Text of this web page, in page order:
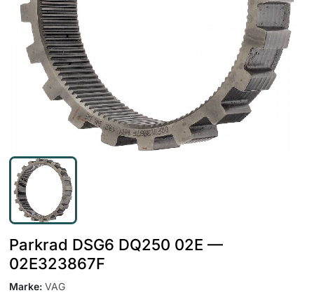
Parkrad DSG6 DQ250 02E —
02E323867F
Marke: VAG